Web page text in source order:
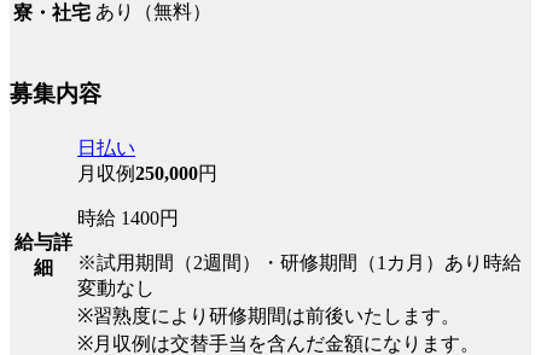
寮・社宅 あり（無料）
募集内容
給与詳
細
日払い
月収例250,000円
時給 1400円
※試用期間（2週間）・研修期間（1カ月）あり時給
変動なし
※習熟度により研修期間は前後いたします。
※月収例は交替手当を含んだ金額になります。